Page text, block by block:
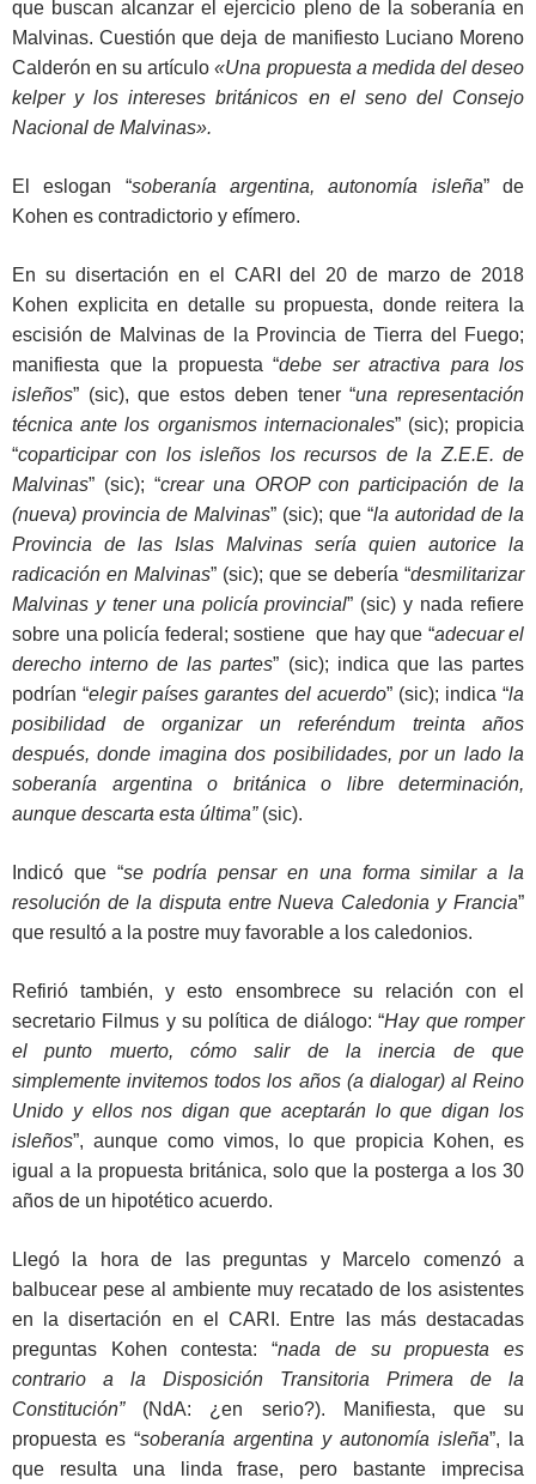
que buscan alcanzar el ejercicio pleno de la soberanía en
Malvinas. Cuestión que deja de manifiesto Luciano Moreno
Calderón en su artículo «Una propuesta a medida del deseo
kelper y los intereses británicos en el seno del Consejo
Nacional de Malvinas».
El eslogan “soberanía argentina, autonomía isleña” de
Kohen es contradictorio y efímero.
En su disertación en el CARI del 20 de marzo de 2018
Kohen explicita en detalle su propuesta, donde reitera la
escisión de Malvinas de la Provincia de Tierra del Fuego;
manifiesta que la propuesta “debe ser atractiva para los
isleños” (sic), que estos deben tener “una representación
técnica ante los organismos internacionales” (sic); propicia
“coparticipar con los isleños los recursos de la Z.E.E. de
Malvinas” (sic); “crear una OROP con participación de la
(nueva) provincia de Malvinas” (sic); que “la autoridad de la
Provincia de las Islas Malvinas sería quien autorice la
radicación en Malvinas” (sic); que se debería “desmilitarizar
Malvinas y tener una policía provincial” (sic) y nada refiere
sobre una policía federal; sostiene que hay que “adecuar el
derecho interno de las partes” (sic); indica que las partes
podrían “elegir países garantes del acuerdo” (sic); indica “la
posibilidad de organizar un referéndum treinta años
después, donde imagina dos posibilidades, por un lado la
soberanía argentina o británica o libre determinación,
aunque descarta esta última” (sic).
Indicó que “se podría pensar en una forma similar a la
resolución de la disputa entre Nueva Caledonia y Francia”
que resultó a la postre muy favorable a los caledonios.
Refirió también, y esto ensombrece su relación con el
secretario Filmus y su política de diálogo: “Hay que romper
el punto muerto, cómo salir de la inercia de que
simplemente invitemos todos los años (a dialogar) al Reino
Unido y ellos nos digan que aceptarán lo que digan los
isleños”, aunque como vimos, lo que propicia Kohen, es
igual a la propuesta británica, solo que la posterga a los 30
años de un hipotético acuerdo.
Llegó la hora de las preguntas y Marcelo comenzó a
balbucear pese al ambiente muy recatado de los asistentes
en la disertación en el CARI. Entre las más destacadas
preguntas Kohen contesta: “nada de su propuesta es
contrario a la Disposición Transitoria Primera de la
Constitución”(NdA: ¿en serio?). Manifiesta, que su
propuesta es “soberanía argentina y autonomía isleña”, la
que resulta una linda frase, pero bastante imprecisa